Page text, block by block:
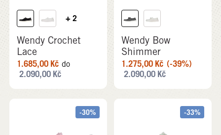
+ 2
Wendy Crochet
Lace
1.685,00 Kč do
2.090,00 Kč
Wendy Bow
Shimmer
1.275,00 Kč (-39%)
2.090,00 Kč
-30% -33%